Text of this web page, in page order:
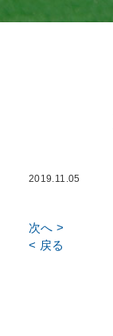
2019.11.05
次へ >
< 戻る